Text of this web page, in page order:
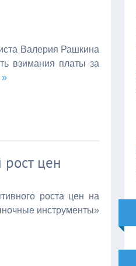
Валерия Рашкина
взимания платы за
»
рост цен
роста цен на
инструменты»